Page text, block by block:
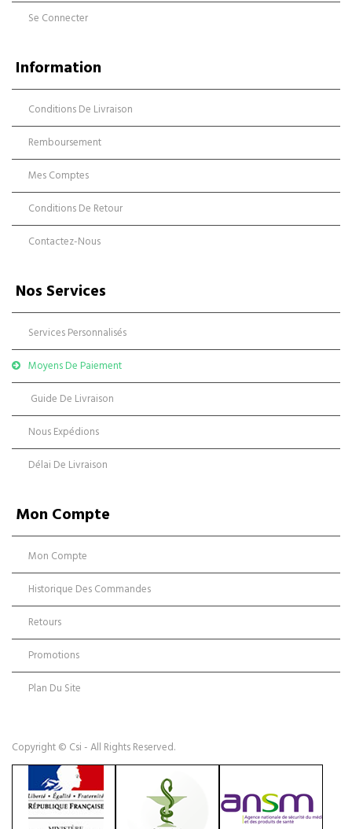
Se Connecter
Information
Conditions De Livraison
Remboursement
Mes Comptes
Conditions De Retour
Contactez-Nous
Nos Services
Services Personnalisés
Moyens De Paiement
Guide De Livraison
Nous Expédions
Délai De Livraison
Mon Compte
Mon Compte
Historique Des Commandes
Retours
Promotions
Plan Du Site
Copyright © Csi - All Rights Reserved.